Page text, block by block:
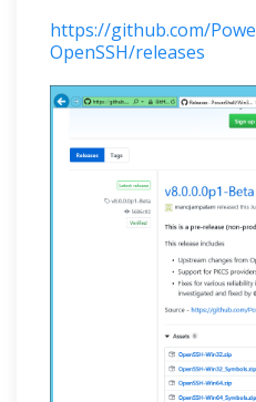
https://github.com/
OpenSSH/releases